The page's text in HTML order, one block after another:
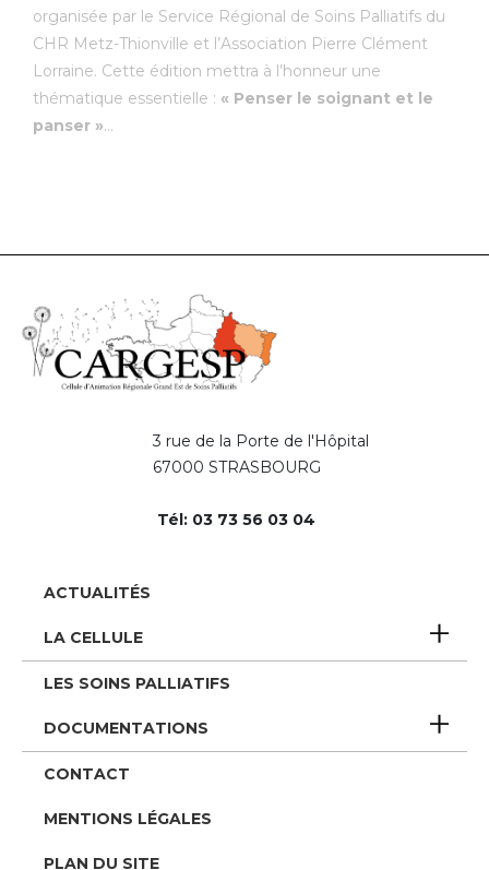
organisée par le Service Régional de Soins Palliatifs du
CHR Metz-Thionville et l’Association Pierre Clément
Lorraine. Cette édition mettra à l’honneur une
thématique essentielle : « Penser le soignant et le
panser »...
3 rue de la Porte de l'Hôpital
67000 STRASBOURG
Tél: 03 73 56 03 04
Pied
de
page
ACTUALITÉS
LA CELLULE
LES SOINS PALLIATIFS
DOCUMENTATIONS
CONTACT
MENTIONS LÉGALES
PLAN DU SITE